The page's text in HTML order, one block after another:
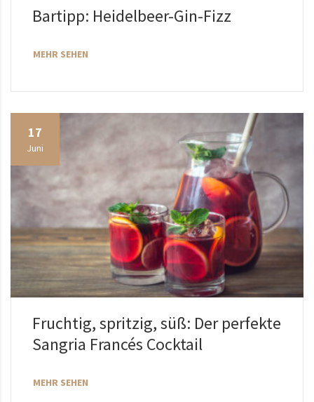
Bartipp: Heidelbeer-Gin-Fizz
MEHR SEHEN
17
Juni
Fruchtig, spritzig, süß: Der perfekte
Sangria Francés Cocktail
MEHR SEHEN